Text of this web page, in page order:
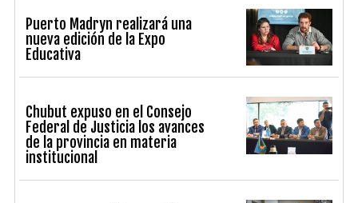
Puerto Madryn realizará una
nueva edición de la Expo
Educativa
Chubut expuso en el Consejo
Federal de Justicia los avances
de la provincia en materia
institucional